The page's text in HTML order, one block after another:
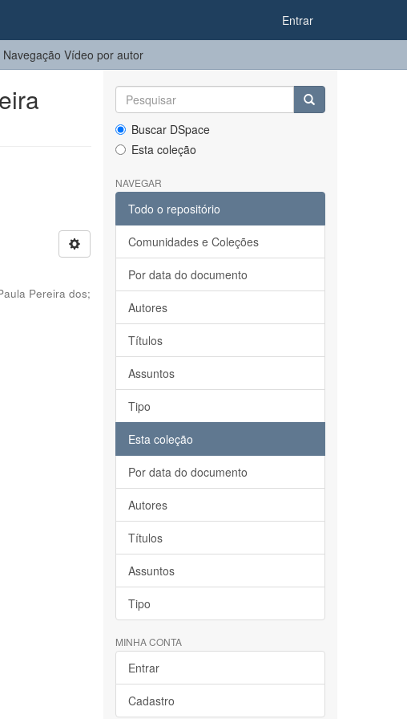
Entrar
Navegação Vídeo por autor
Pereira dos;
Buscar DSpace
Esta coleção
NAVEGAR
Todo o repositório
Comunidades e Coleções
Por data do documento
Autores
Títulos
Assuntos
Tipo
Esta coleção
Por data do documento
Autores
Títulos
Assuntos
Tipo
MINHA CONTA
Entrar
Cadastro